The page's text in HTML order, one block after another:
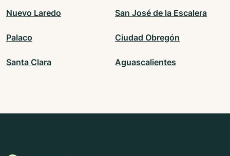
Nuevo Laredo San José de la Escalera
Palaco Ciudad Obregón
Santa Clara Aguascalientes